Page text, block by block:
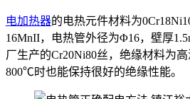
电加热器的电热元件材料为
16MnII，电热管外径为Φ16，壁厚
厂生产的Cr20Ni80丝，绝缘材料为
800℃时也能保持很好的绝缘性能。